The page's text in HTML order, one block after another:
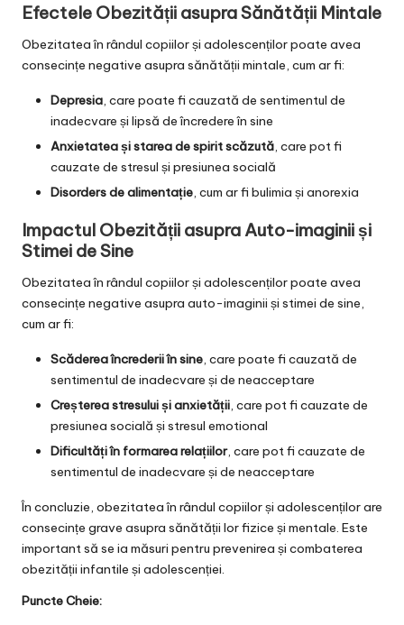
Efectele Obezității asupra Sănătății Mintale
Obezitatea în rândul copiilor și adolescenților poate avea
consecințe negative asupra sănătății mintale, cum ar fi:
Depresia , care poate fi cauzată de sentimentul de
inadecvare și lipsă de încredere în sine
Anxietatea și starea de spirit scăzută, care pot fi
cauzate de stresul și presiunea socială
Disorders de alimentație, cum ar fi bulimia și anorexia
Impactul Obezității asupra Auto-imaginii și
Stimei de Sine
Obezitatea în rândul copiilor și adolescenților poate avea
consecințe negative asupra auto-imaginii și stimei de sine,
cum ar fi:
Scăderea încrederii în sine, care poate fi cauzată de
sentimentul de inadecvare și de neacceptare
Creșterea stresului și anxietății, care pot fi cauzate de
presiunea socială și stresul emotional
Dificultăți în formarea relațiilor, care pot fi cauzate de
sentimentul de inadecvare și de neacceptare
În concluzie, obezitatea în rândul copiilor și adolescenților are
consecințe grave asupra sănătății lor fizice și mentale. Este
important să se ia măsuri pentru prevenirea și combaterea
obezității infantile și adolescenției.
Puncte Cheie: